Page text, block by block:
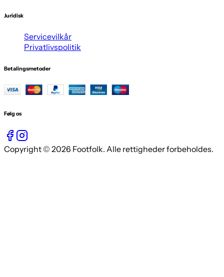
Juridisk
Servicevilkår
Privatlivspolitik
Betalingsmetoder
Følg os
Copyright © 2026 Footfolk. Alle rettigheder forbeholdes.